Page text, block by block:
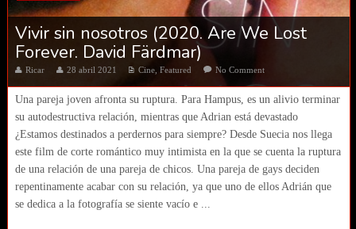
Vivir sin nosotros (2020. Are We Lost
Forever. David Färdmar)
Ricar 28 abril 2021 Cine, Featured No Comment
Una pareja joven afronta su ruptura. Para Hampus, es un alivio terminar
su autodestructiva relación, mientras que Adrian está devastado
¿Estamos destinados a perdernos para siempre? Desde Suecia nos llega
este film de corte romántico muy intimista en la que se cuenta la ruptura
de una relación de una pareja de chicos. Una pareja de gays deciden
repentinamente acabar con su relación, ya que uno de ellos Adrián que
se dedica a la fotografía se siente vacío e ...